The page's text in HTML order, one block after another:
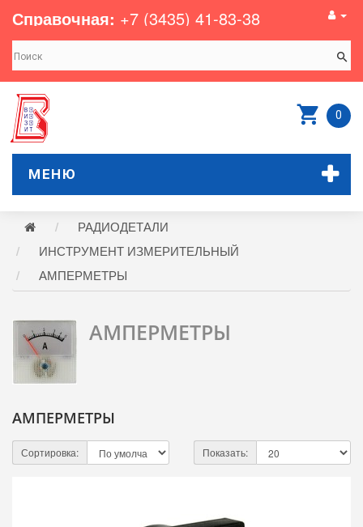
Справочная: +7 (3435) 41-83-38
0
МЕНЮ
РАДИОДЕТАЛИ
ИНСТРУМЕНТ ИЗМЕРИТЕЛЬНЫЙ
АМПЕРМЕТРЫ
АМПЕРМЕТРЫ
АМПЕРМЕТРЫ
Сортировка: Показать: